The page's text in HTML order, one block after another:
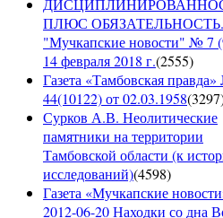
ПЛЮС ОБЯЗАТЕЛЬНОСТЬ.
"Мучкапские новости" № 7
14 февраля 2018 г.(2555)
Газета «Тамбовская
44(10122) от 02.03.1958(3297
Сурков А.В. Неолитические
памятники на территории
Тамбовской области (к
исследований)(4598)
Газета «Мучкапские
2012-06-20 Находки со дна